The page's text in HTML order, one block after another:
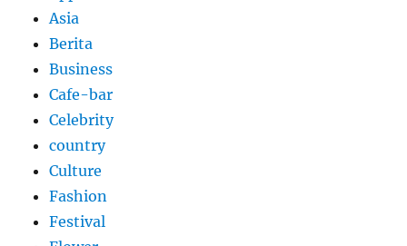
Asia
Berita
Business
Cafe-bar
Celebrity
country
Culture
Fashion
Festival